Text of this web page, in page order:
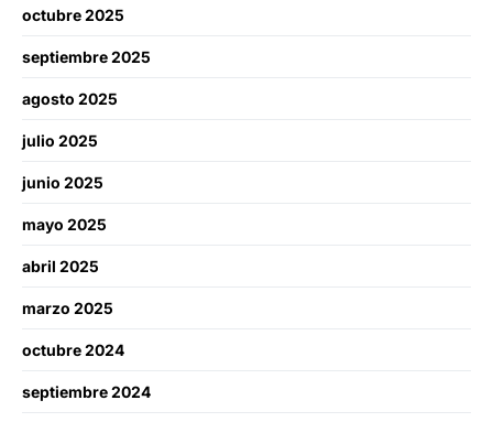
octubre 2025
septiembre 2025
agosto 2025
julio 2025
junio 2025
mayo 2025
abril 2025
marzo 2025
octubre 2024
septiembre 2024